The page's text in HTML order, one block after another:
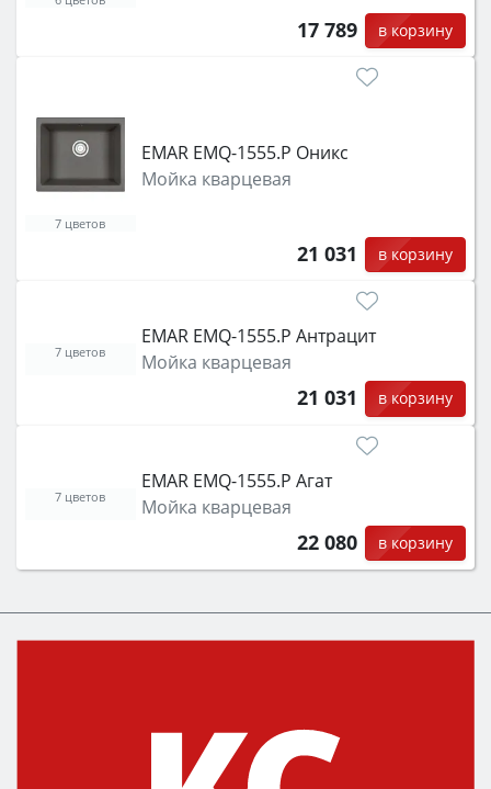
17 789 в корзину
EMAR EMQ-1555.P Оникс
Мойка кварцевая
21 031 в корзину
7 цветов
EMAR EMQ-1555.P Антрацит
Мойка кварцевая
21 031 в корзину
7 цветов
EMAR EMQ-1555.P Агат
Мойка кварцевая
22 080 в корзину
7 цветов